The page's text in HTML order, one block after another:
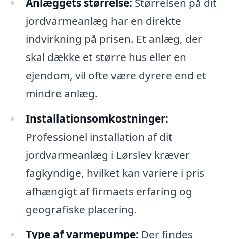
jordvarmeanlæg har en direkte
indvirkning på prisen. Et anlæg, der
skal dække et større hus eller en
ejendom, vil ofte være dyrere end et
mindre anlæg.
Installationsomkostninger:
Professionel installation af dit
jordvarmeanlæg i Lørslev kræver
fagkyndige, hvilket kan variere i pris
afhængigt af firmaets erfaring og
geografiske placering.
Type af varmepumpe: Der findes